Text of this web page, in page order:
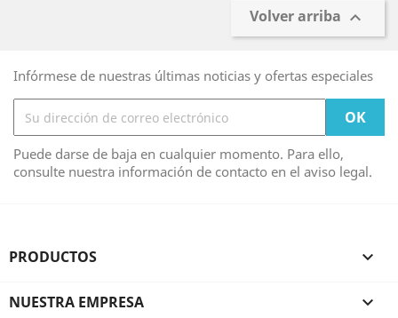
Volver arriba 
Infórmese de nuestras últimas noticias y ofertas especiales
Puede darse de baja en cualquier momento. Para ello,
consulte nuestra información de contacto en el aviso legal.
PRODUCTOS 
NUESTRA EMPRESA 